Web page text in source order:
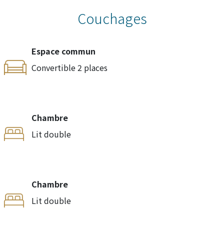
Couchages
Espace commun
Convertible 2 places
Chambre
Lit double
Chambre
Lit double